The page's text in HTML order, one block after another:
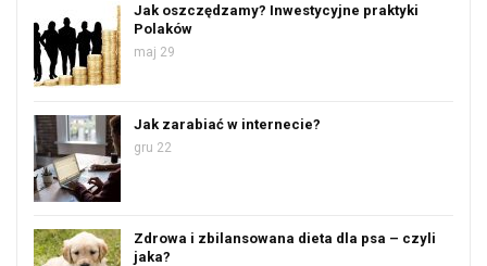
Jak oszczędzamy? Inwestycyjne praktyki
Polaków
maj 29
Jak zarabiać w internecie?
gru 22
Zdrowa i zbilansowana dieta dla psa – czyli
jaka?